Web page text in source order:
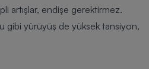
artışlar, endişe gerektirmez.
gibi yürüyüş de yüksek tansiyon,